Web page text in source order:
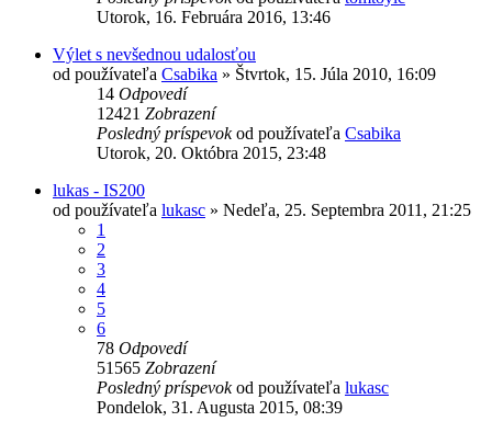
Utorok, 16. Februára 2016, 13:46
Výlet s nevšednou udalosťou
od používateľa Csabika » Štvrtok, 15. Júla 2010, 16:09
14 Odpovedí
12421 Zobrazení
Posledný príspevokod používateľa Csabika
Utorok, 20. Októbra 2015, 23:48
lukas - IS200
od používateľa lukasc » Nedeľa, 25. Septembra 2011, 21:25
1
2
3
4
5
6
78 Odpovedí
51565 Zobrazení
Posledný príspevokod používateľa lukasc
Pondelok, 31. Augusta 2015, 08:39